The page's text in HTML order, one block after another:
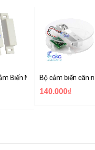
ĐỘ XH-W3002 220VAC
Biến Mở Cửa NC/NO MC-31B
Bộ cảm biến cân
140.000₫